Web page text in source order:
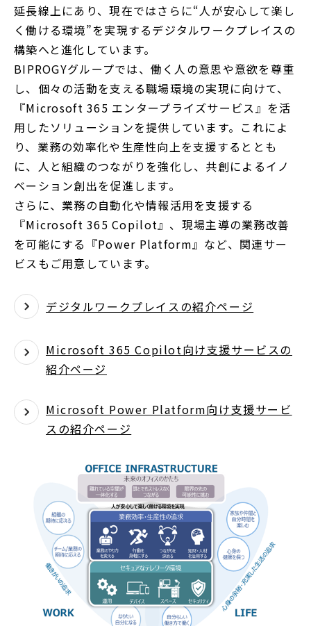
延長線上にあり、現在ではさらに“人が安心して楽し
く働ける環境”を実現するデジタルワークプレイスの
構築へと進化しています。
BIPROGYグループでは、働く人の意思や意欲を尊重
し、個々の活動を支える職場環境の実現に向けて、
『Microsoft 365 エンタープライズサービス』を活
用したソリューションを提供しています。これによ
り、業務の効率化や生産性向上を支援するととも
に、人と組織のつながりを強化し、共創によるイノ
ベーション創出を促進します。
さらに、業務の自動化や情報活用を支援する
『Microsoft 365 Copilot』、現場主導の業務改善
を可能にする『Power Platform』など、関連サー
ビスもご用意しています。
デジタルワークプレイスの紹介ページ
Microsoft 365 Copilot向け支援サービスの
紹介ページ
Microsoft Power Platform向け支援サービ
スの紹介ページ